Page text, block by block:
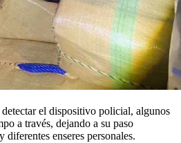
el dispositivo policial, algunos
a través, dejando a su paso
enseres personales.